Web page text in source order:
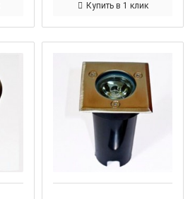
Купить в 1 клик